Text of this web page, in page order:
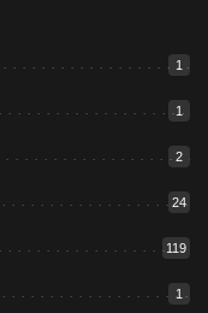
1
1
2
24
119
1